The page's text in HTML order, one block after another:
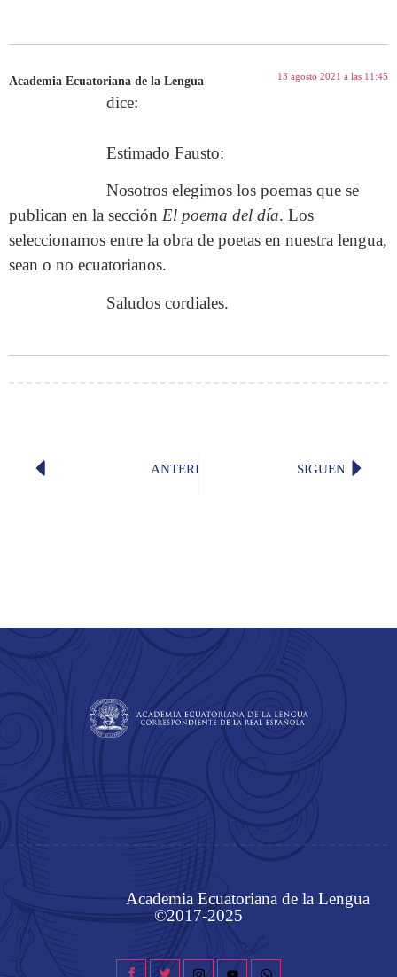
Academia Ecuatoriana de la Lengua
dice:
13 agosto 2021 a las 11:45
Estimado Fausto:
Nosotros elegimos los poemas que se
publican en la sección El poema del día. Los
seleccionamos entre la obra de poetas en nuestra lengua,
sean o no ecuatorianos.
Saludos cordiales.
ANTERIOR Conferencia «La música colonial
SIGUENTE
Academia Ecuatoriana de la Lengua
©2017-2025